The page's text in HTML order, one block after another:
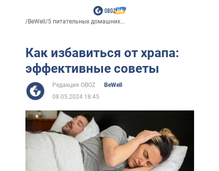
/BeWell /5 питательных домашних...
Как избавиться от храпа:
эффективные советы
Редакция OBOZ
BeWell
08.05.2024 18:45